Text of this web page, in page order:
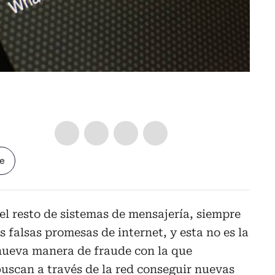
resto de sistemas de mensajería, siempre
falsas promesas de internet, y esta no es la
manera de fraude con la que
a través de la red conseguir nuevas